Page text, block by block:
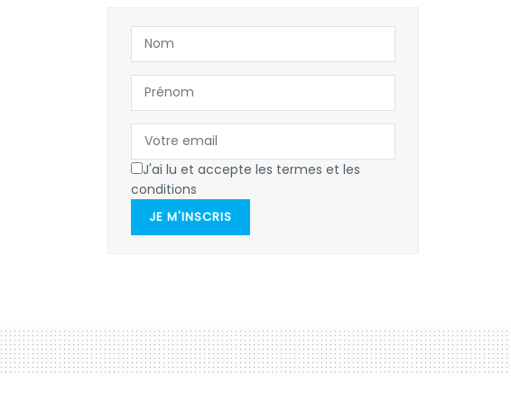
J'ai lu et accepte les termes et les
conditions
JE M'INSCRIS